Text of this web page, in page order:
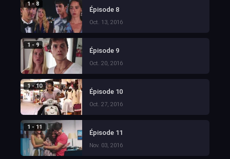
1 - 8
Épisode 8
Oct. 13, 2016
1 - 9
Épisode 9
Oct. 20, 2016
1 - 10
Épisode 10
Oct. 27, 2016
1 - 11
Épisode 11
Nov. 03, 2016